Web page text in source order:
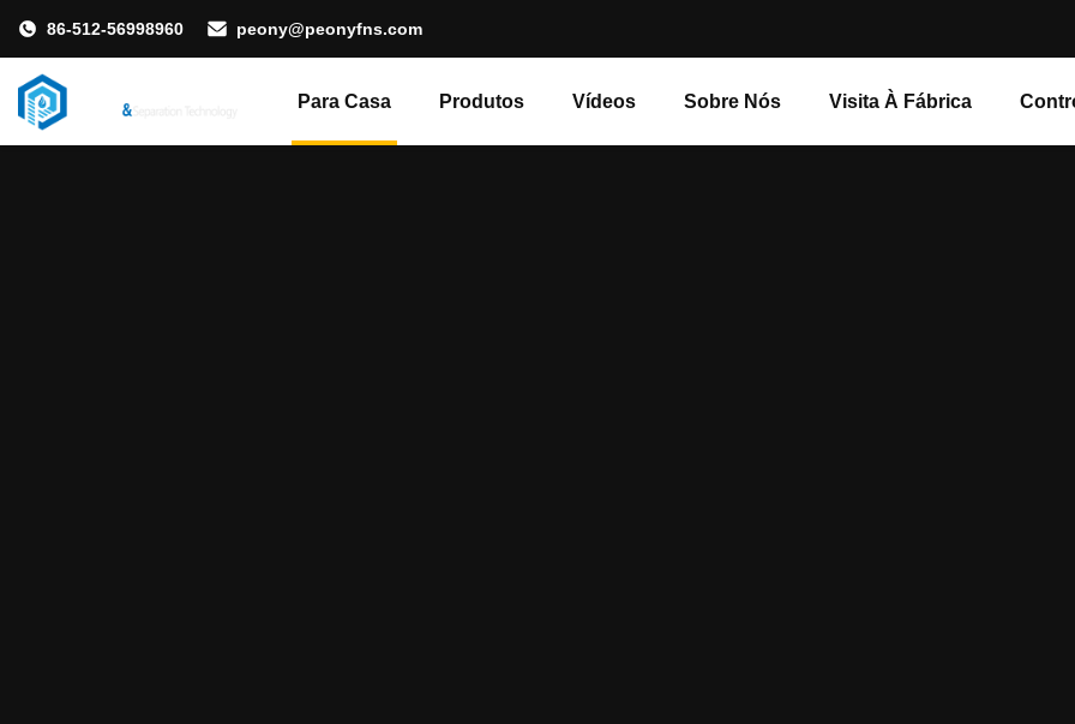
86-512-56998960 peony@peonyfns.com
Para Casa Produtos Vídeos Sobre Nós Visita À Fábrica